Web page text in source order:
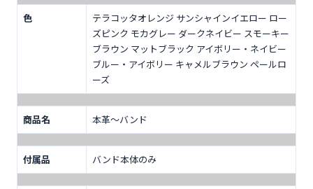
色
テラコッタオレンジ サンシャインイエロー ロー
ズピンク モカグレー ダークネイビー スモーキー
ブラウン マットブラック アイボリー・ネイビー
ブルー・アイボリー キャメルブラウン ペールロ
ーズ
商品名 本革～バンド
付属品 バンド本体のみ